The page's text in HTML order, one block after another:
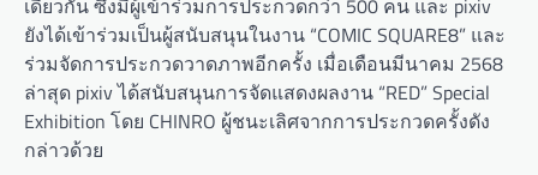
เดียวกัน ซึ่งมีผู้เข้าร่วมการประกวดกว่า 500 คน และ pixiv
ยังได้เข้าร่วมเป็นผู้สนับสนุนในงาน “COMIC SQUARE8” และ
ร่วมจัดการประกวดวาดภาพอีกครั้ง เมื่อเดือนมีนาคม 2568
ล่าสุด pixiv ได้สนับสนุนการจัดแสดงผลงาน “RED” Special
Exhibition โดย CHINRO ผู้ชนะเลิศจากการประกวดครั้งดัง
กล่าวด้วย